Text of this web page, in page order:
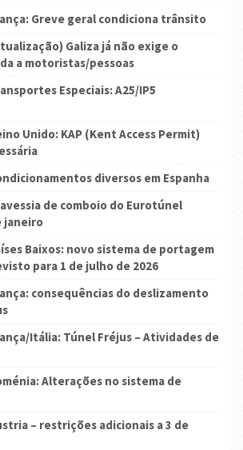
Greve geral condiciona trânsito
Galiza já não exige o
a motoristas/pessoas
Especiais: A25/IP5
Unido: KAP (Kent Access Permit)
diversos em Espanha
de comboio do Eurotúnel
janeiro
Baixos: novo sistema de portagem
para 1 de julho de 2026
consequências do deslizamento
Itália: Túnel Fréjus – Atividades de
Alterações no sistema de
– restrições adicionais a 3 de